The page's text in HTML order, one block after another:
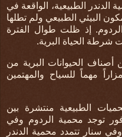
الطبيعية، الواقعة في
البيئي الطبيعي ولم تطلها
إذ ظلت طوال الفترة
شرطة الحياة البرية.
أصناف الحيوانات البرية من
مهماً للسياح والمهتمين
الطبيعية منتشرة بين
توجد محمية الردوم وفي
سنار تتمدد محمية الدندر